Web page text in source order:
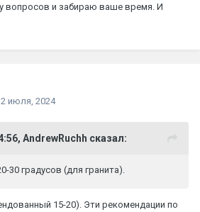
вопросов и забираю ваше время. И
июля, 2024
AndrewRuchh сказал:
30 градусов (для гранита).
15-20). Эти рекомендации по